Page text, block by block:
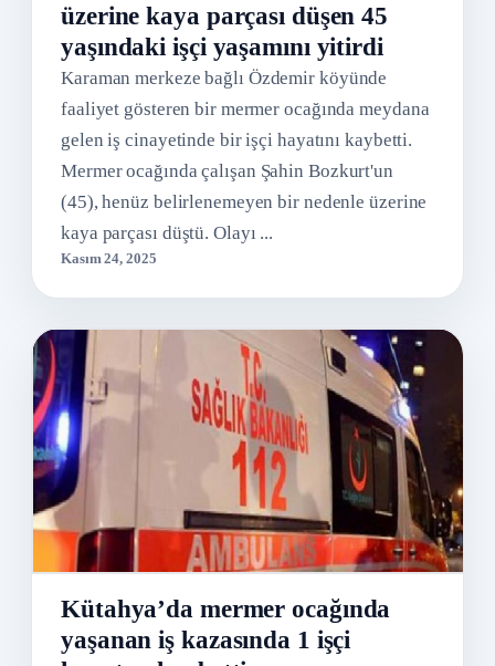
üzerine kaya parçası düşen 45
yaşındaki işçi yaşamını yitirdi
Karaman merkeze bağlı Özdemir köyünde
faaliyet gösteren bir mermer ocağında meydana
gelen iş cinayetinde bir işçi hayatını kaybetti.
Mermer ocağında çalışan Şahin Bozkurt'un
(45), henüz belirlenemeyen bir nedenle üzerine
kaya parçası düştü. Olayı ...
Kasım 24, 2025
Kütahya’da mermer ocağında
yaşanan iş kazasında 1 işçi